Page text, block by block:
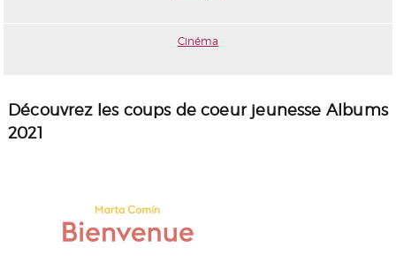
Cinéma
Découvrez les coups de coeur jeunesse Albums
2021